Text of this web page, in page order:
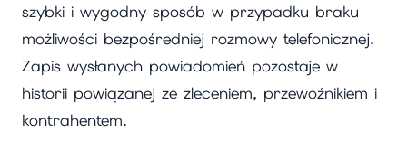
szybki i wygodny sposób w przypadku braku
możliwości bezpośredniej rozmowy telefonicznej.
Zapis wysłanych powiadomień pozostaje w
historii powiązanej ze zleceniem, przewoźnikiem i
kontrahentem.